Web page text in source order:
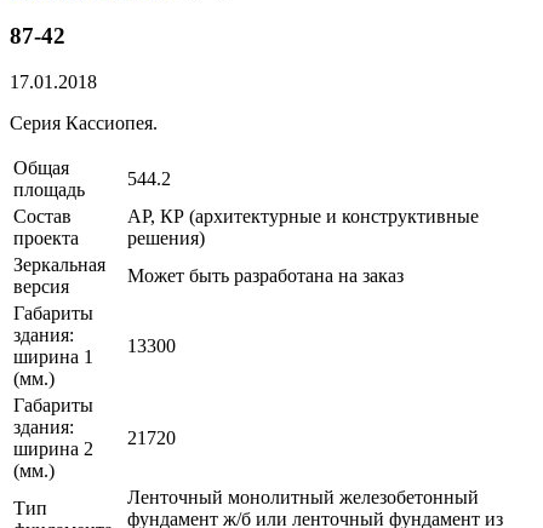
87-42
17.01.2018
Серия Кассиопея.
Общая
площадь
544.2
Состав
проекта
АР, КР (архитектурные и конструктивные
решения)
Зеркальная
версия
Может быть разработана на заказ
Габариты
здания:
ширина 1
(мм.)
13300
Габариты
здания:
ширина 2
(мм.)
21720
Тип
Ленточный монолитный железобетонный
фундамент ж/б или ленточный фундамент из